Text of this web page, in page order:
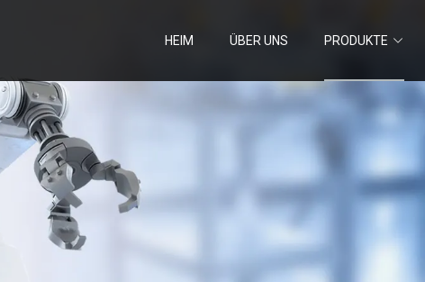
HEIM ÜBER UNS PRODUKTE